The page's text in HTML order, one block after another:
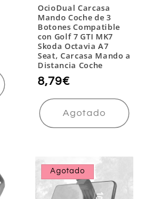
OcioDual Carcasa
Mando Coche de 3
Botones Compatible
con Golf 7 GTI MK7
Skoda Octavia A7
Seat, Carcasa Mando a
Distancia Coche
Precio
habitual
8,79€
Agotado
Agotado